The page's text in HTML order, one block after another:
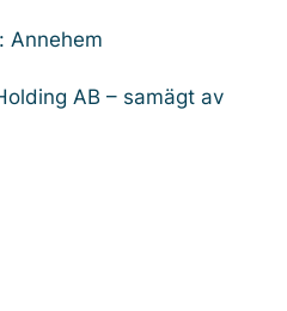
Annehem
AB – samägt av